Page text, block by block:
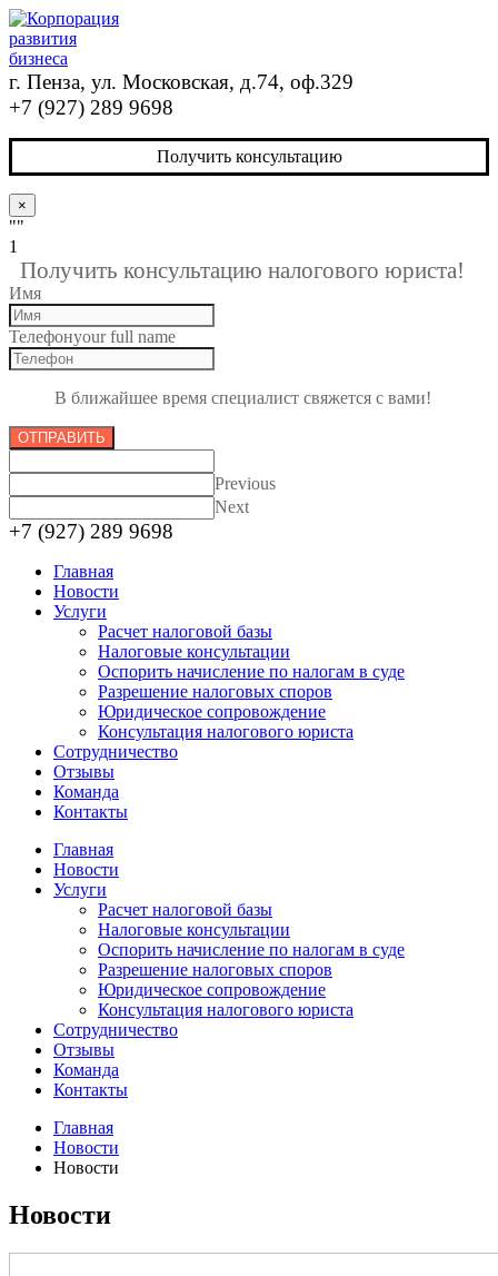
г. Пенза, ул. Московская, д.74, оф.329
+7 (927) 289 9698
Получить консультацию
×
""
1
Получить консультацию налогового юриста!
Имя
Телефонyour full name
В ближайшее время специалист свяжется с вами!
ОТПРАВИТЬ
Previous
Next
+7 (927) 289 9698
Главная
Новости
Услуги
Расчет налоговой базы
Налоговые консультации
Оспорить начисление по налогам в суде
Разрешение налоговых споров
Юридическое сопровождение
Консультация налогового юриста
Сотрудничество
Отзывы
Команда
Контакты
Главная
Новости
Услуги
Расчет налоговой базы
Налоговые консультации
Оспорить начисление по налогам в суде
Разрешение налоговых споров
Юридическое сопровождение
Консультация налогового юриста
Сотрудничество
Отзывы
Команда
Контакты
Главная
Новости
Новости
Новости